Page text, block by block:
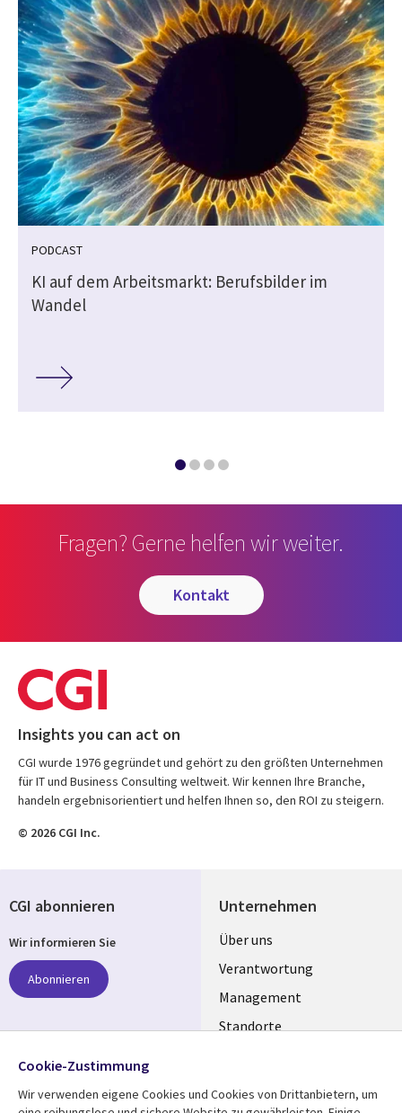
PODCAST
KI auf dem Arbeitsmarkt: Berufsbilder im
Wandel
Fragen? Gerne helfen wir weiter.
kontakt
Insights you can act on
CGI wurde 1976 gegründet und gehört zu den größten Unternehmen
für IT und Business Consulting weltweit. Wir kennen Ihre Branche,
handeln ergebnisorientiert und helfen Ihnen so, den ROI zu steigern.
© 2026 CGI Inc.
Unternehmen
Useful
links
GERMANY
Über uns
Verantwortung
Management
Standorte
CGI abonnieren
Wir informieren Sie
Abonnieren
Folgen Sie uns
Social
Cookie-Zustimmung
Wir verwenden eigene Cookies und Cookies von Drittanbietern, um